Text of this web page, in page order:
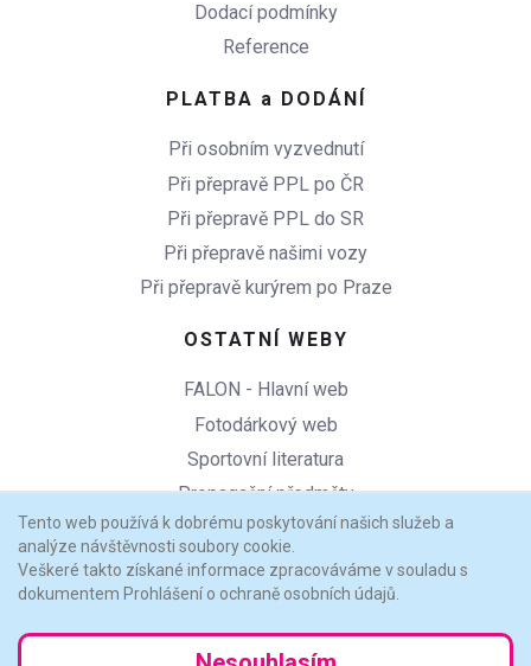
Tento web používá k dobrému poskytování našich služeb a
analýze návštěvnosti soubory cookie.
Veškeré takto získané informace zpracováváme v souladu s
dokumentem Prohlášení o ochraně osobních údajů.
Dodací podmínky
Reference
PLATBA a DODÁNÍ
Při osobním vyzvednutí
Při přepravě PPL po ČR
Při přepravě PPL do SR
Při přepravě našimi vozy
Při přepravě kurýrem po Praze
OSTATNÍ WEBY
FALON - Hlavní web
Fotodárkový web
Sportovní literatura
Propagační předměty
Copycentrum Praha 6
Přerolovat na začátek stránky